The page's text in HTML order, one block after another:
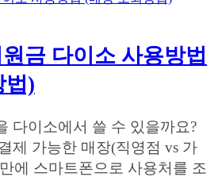
금 다이소 사용방법
법)
다이소에서 쓸 수 있을까요?
제 가능한 매장(직영점 vs 가
에 스마트폰으로 사용처를 조